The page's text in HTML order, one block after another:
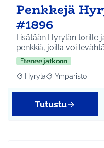
Penkkejä
#1896
Lisätään Hyrylän torille
penkkiä, joilla voi
Etenee jatkoon
Rajaa tulokset aihepiirin
Hyrylä Rajaa tulokset
Ympäristö
Tutustu